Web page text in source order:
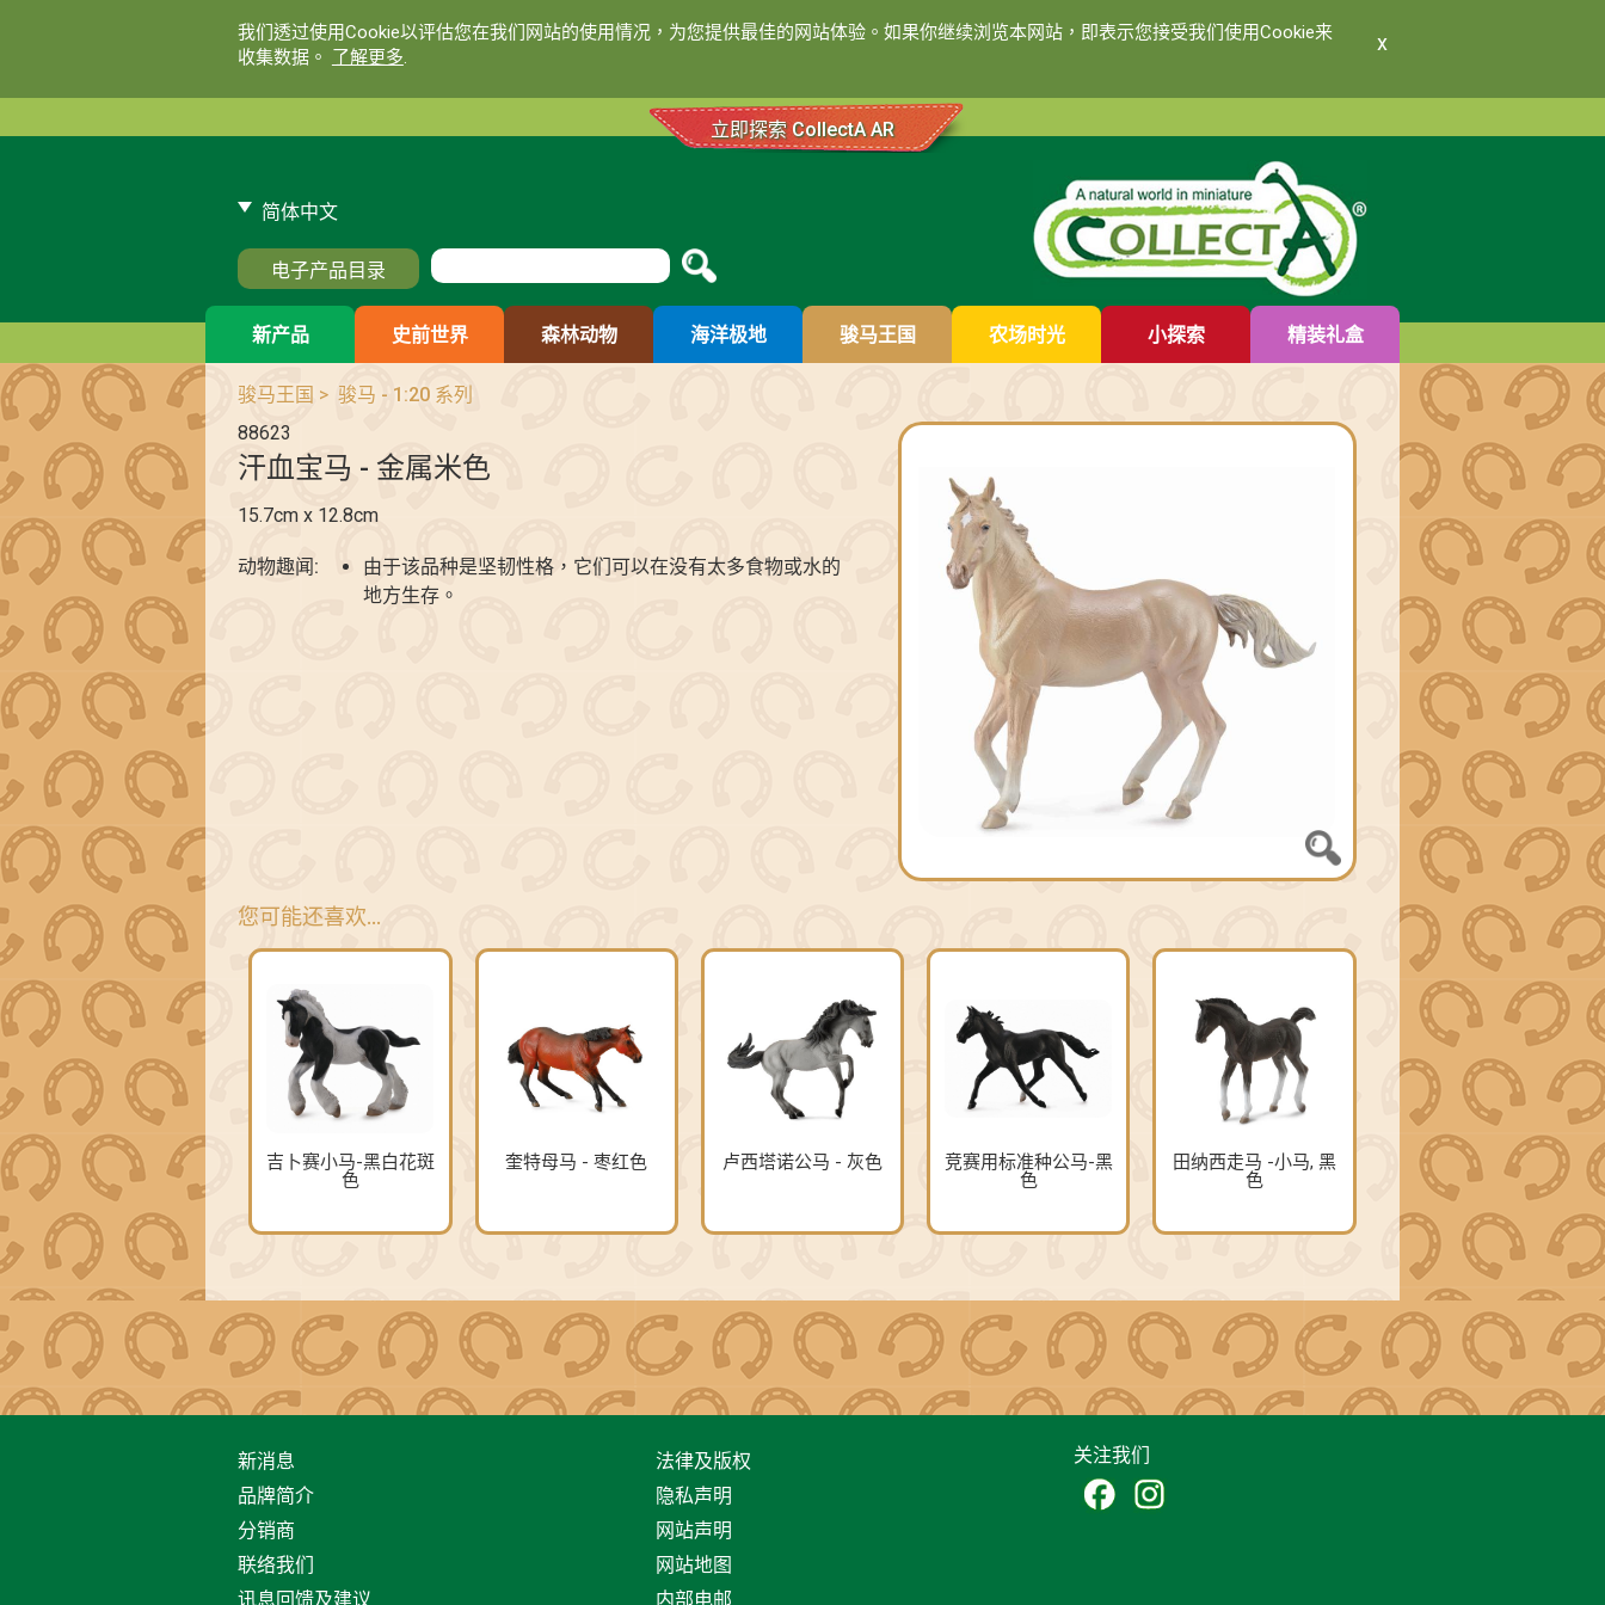
我们透过使用Cookie以评估您在我们网站的使用情况，为您提供最佳的网站体验。如果你继续浏览本网站，即表示您接受我们使用Cookie来
收集数据。 了解更多.
x
立即探索 CollectA AR
简体中文
电子产品目录
新产品 史前世界 森林动物 海洋极地 骏马王国 农场时光 小探索 精装礼盒
骏马王国 > 骏马 - 1:20 系列
88623
汗血宝马 - 金属米色
15.7cm x 12.8cm
动物趣闻:
由于该品种是坚韧性格，它们可以在没有太多食物或水的
地方生存。
您可能还喜欢…
吉卜赛小马-黑白花斑
色
奎特母马 - 枣红色 卢西塔诺公马 - 灰色
竞赛用标准种公马-黑
色
田纳西走马 -小马, 黑
色
新消息
品牌简介
分销商
联络我们
讯息回馈及建议
法律及版权
隐私声明
网站声明
网站地图
内部电邮
关注我们